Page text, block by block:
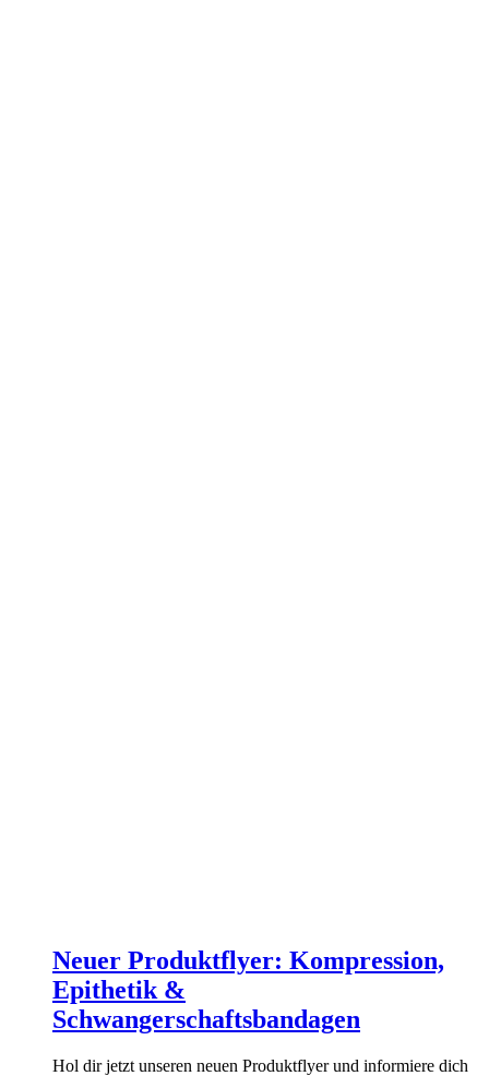
Neuer Produktflyer: Kompression,
Epithetik &
Schwangerschaftsbandagen
Hol dir jetzt unseren neuen Produktflyer und informiere dich